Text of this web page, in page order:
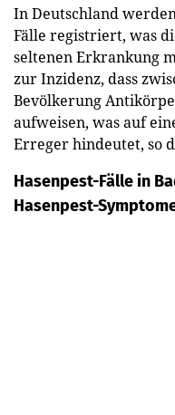
In Deutschland
Fälle registriert, was
seltenen Erkrankung
zur Inzidenz, dass
Bevölkerung
aufweisen, was auf
Erreger hindeutet, so
Hasenpest-Fälle in
Hasenpest-